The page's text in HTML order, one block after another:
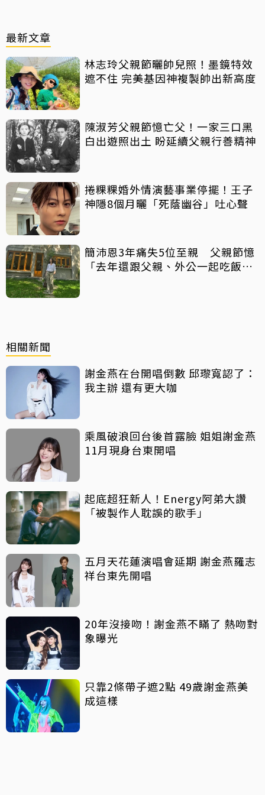
最新文章
林志玲父親節曬帥兒照！墨鏡特效
遮不住 完美基因神複製帥出新高度
陳淑芳父親節憶亡父！一家三口黑
白出遊照出土 盼延續父親行善精神
捲粿粿婚外情演藝事業停擺！王子
神隱8個月曬「死蔭幽谷」吐心聲
簡沛恩3年痛失5位至親 父親節憶
「去年還跟父親、外公一起吃飯聊
相關新聞
謝金燕在台開唱倒數 邱瓈寬認了：
我主辦 還有更大咖
乘風破浪回台後首露臉 姐姐謝金燕
11月現身台東開唱
起底超狂新人！Energy阿弟大讚
「被製作人耽誤的歌手」
五月天花蓮演唱會延期 謝金燕羅志
祥台東先開唱
20年沒接吻！謝金燕不瞞了 熱吻對
象曝光
只靠2條帶子遮2點 49歲謝金燕美
成這樣